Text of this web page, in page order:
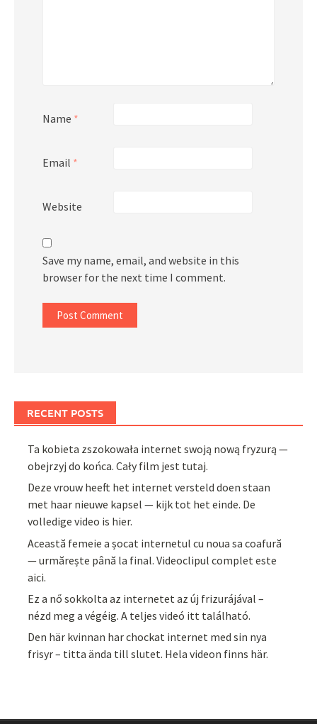
Name *
Email *
Website
Save my name, email, and website in this
browser for the next time I comment.
RECENT POSTS
Ta kobieta zszokowała internet swoją nową fryzurą —
obejrzyj do końca. Cały film jest tutaj.
Deze vrouw heeft het internet versteld doen staan
met haar nieuwe kapsel — kijk tot het einde. De
volledige video is hier.
Această femeie a șocat internetul cu noua sa coafură
— urmărește până la final. Videoclipul complet este
aici.
Ez a nő sokkolta az internetet az új frizurájával –
nézd meg a végéig. A teljes videó itt található.
Den här kvinnan har chockat internet med sin nya
frisyr – titta ända till slutet. Hela videon finns här.